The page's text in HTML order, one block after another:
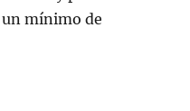
mínimo de